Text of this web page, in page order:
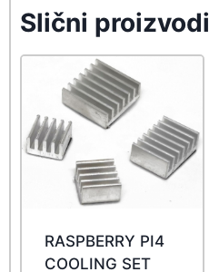
Slični proizvodi
RASPBERRY PI4
COOLING SET